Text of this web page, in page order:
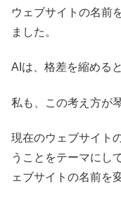
ウェブサイトの名前
ました。
AIは、格差を縮める
私も、この考え方が
現在のウェブサイト
うことをテーマにし
ェブサイトの名前を